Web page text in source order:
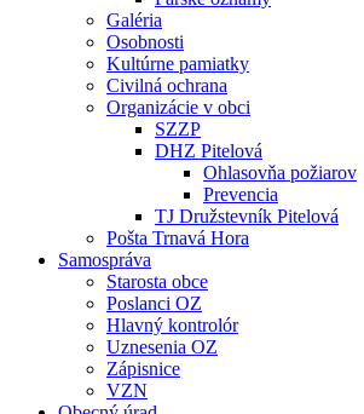
Galéria
Osobnosti
Kultúrne pamiatky
Civilná ochrana
Organizácie v obci
SZZP
DHZ Pitelová
Ohlasovňa požiarov
Prevencia
TJ Družstevník Pitelová
Pošta Trnavá Hora
Samospráva
Starosta obce
Poslanci OZ
Hlavný kontrolór
Uznesenia OZ
Zápisnice
VZN